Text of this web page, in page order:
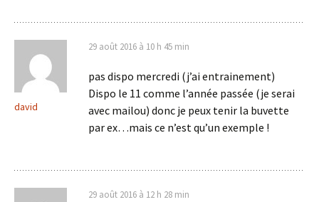
david
29 août 2016 à 10 h 45 min
pas dispo mercredi (j’ai entrainement)
Dispo le 11 comme l’année passée (je serai
avec mailou) donc je peux tenir la buvette
par ex…mais ce n’est qu’un exemple !
29 août 2016 à 12 h 28 min